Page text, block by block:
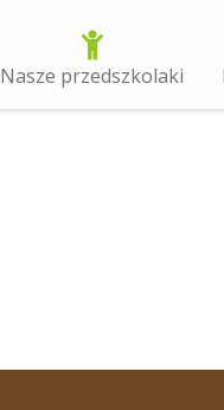
Nasze przedszkolaki